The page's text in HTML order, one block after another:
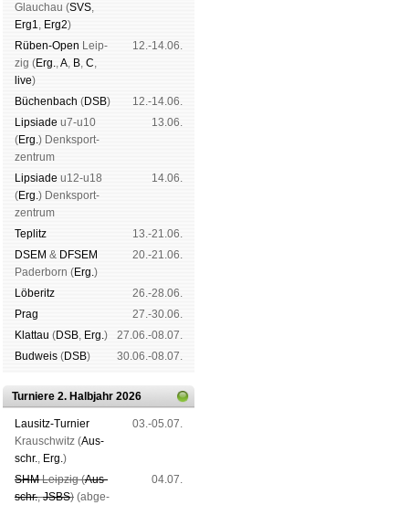
Glau­chau (SVS,
Erg1, Erg2)
Rüben-Open Leip­
zig (Erg.,A, B, C,
live)
12.-14.06.
Büchen­bach (DSB)
12.-14.06.
Lipsiade u7-u10
(Erg.) Denk­sport­
zen­trum
13.06.
Lipsiade u12-u18
(Erg.) Denk­sport­
zen­trum
14.06.
Tep­litz
13.-21.06.
DSEM & DFSEM
Pader­born (Erg.)
20.-21.06.
Lö­be­ritz
26.-28.06.
Prag
27.-30.06.
Klat­tau (DSB, Erg.)
27.06.-08.07.
Bud­weis (DSB) 30.06.-08.07.
Turniere 2. Halbjahr 2026
Lau­sitz-Tur­nier
Krausch­witz (Aus­
schr., Erg.)
03.-05.07.
SHMLeip­zig (Aus­
schr.,JSBS) (ab­ge­
04.07.